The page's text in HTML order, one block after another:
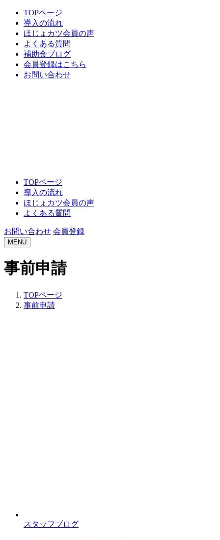
TOPページ
導入の流れ
ほじょカツ会員の声
よくある質問
補助金ブログ
会員登録はこちら
お問い合わせ
TOPページ
導入の流れ
ほじょカツ会員の声
よくある質問
お問い合わせ 会員登録
MENU
事前申請
TOPページ
事前申請
スタッフブログ